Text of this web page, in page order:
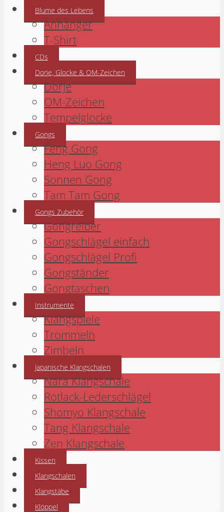
Blume des Lebens
Anhänger
T-Shirt
CDs
Dorje, Glocke & OM-Zeichen
Dorje
OM-Zeichen
Tempelglocke
Gongs
Feng Gong
Heng Luo Gong
Sonnen Gong
Tam Tam Gong
Gongs Zubehör
Gongreiber
Gongschlägel einfach
Gongschlägel Profi
Gongständer
Gongtaschen
Instrumente
Klangspiele
Trommeln
Zimbeln
Japanische Klangschalen
Nara Klangschale
Rotlack-Lederschlägel
Shomyo Klangschale
Tang Klangschale
Zen Klangschale
Kissen
Klangschalen
Klangstäbe
Klöppel